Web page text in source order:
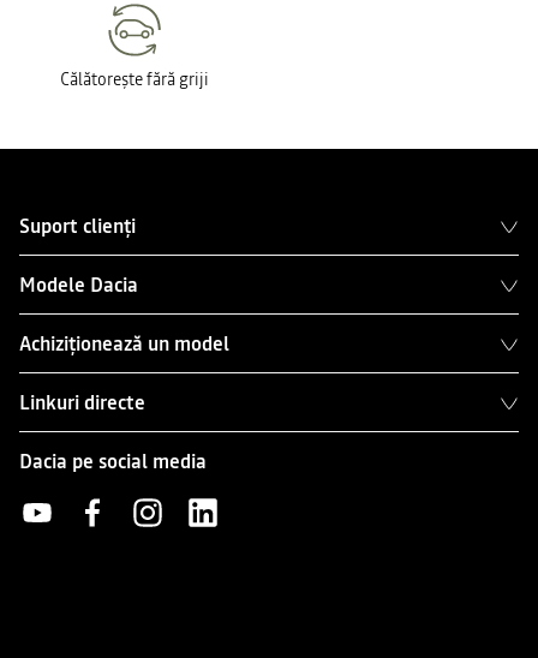
Călătorește fără griji
Suport clienți
Modele Dacia
Achiziționează un model
Linkuri directe
Dacia pe social media